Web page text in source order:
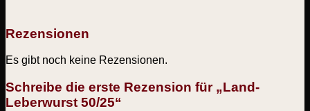
Rezensionen
Es gibt noch keine Rezensionen.
Schreibe die erste Rezension für „Land-
Leberwurst 50/25“